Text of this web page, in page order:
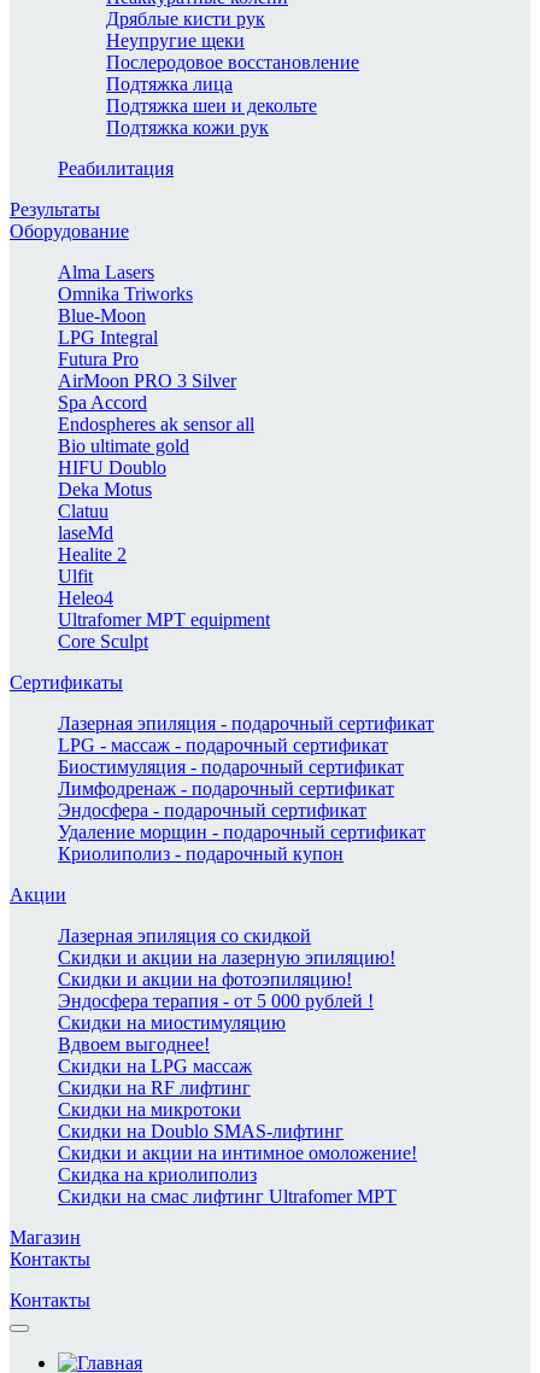
Дряблые кисти рук
Неупругие щеки
Послеродовое восстановление
Подтяжка лица
Подтяжка шеи и декольте
Подтяжка кожи рук
Реабилитация
Результаты
Оборудование
Alma Lasers
Omnika Triworks
Blue-Moon
LPG Integral
Futura Pro
AirMoon PRO 3 Silver
Spa Accord
Endospheres ak sensor all
Bio ultimate gold
HIFU Doublo
Deka Motus
Clatuu
laseMd
Healite 2
Ulfit
Heleo4
Ultrafomer MPT equipment
Core Sculpt
Сертификаты
Лазерная эпиляция - подарочный сертификат
LPG - массаж - подарочный сертификат
Биостимуляция - подарочный сертификат
Лимфодренаж - подарочный сертификат
Эндосфера - подарочный сертификат
Удаление морщин - подарочный сертификат
Криолиполиз - подарочный купон
Акции
Лазерная эпиляция со скидкой
Скидки и акции на лазерную эпиляцию!
Скидки и акции на фотоэпиляцию!
Эндосфера терапия - от 5 000 рублей !
Скидки на миостимуляцию
Вдвоем выгоднее!
Скидки на LPG массаж
Скидки на RF лифтинг
Скидки на микротоки
Скидки на Doublo SMAS-лифтинг
Скидки и акции на интимное омоложение!
Скидка на криолиполиз
Скидки на смас лифтинг Ultrafomer MPT
Магазин
Контакты
Контакты